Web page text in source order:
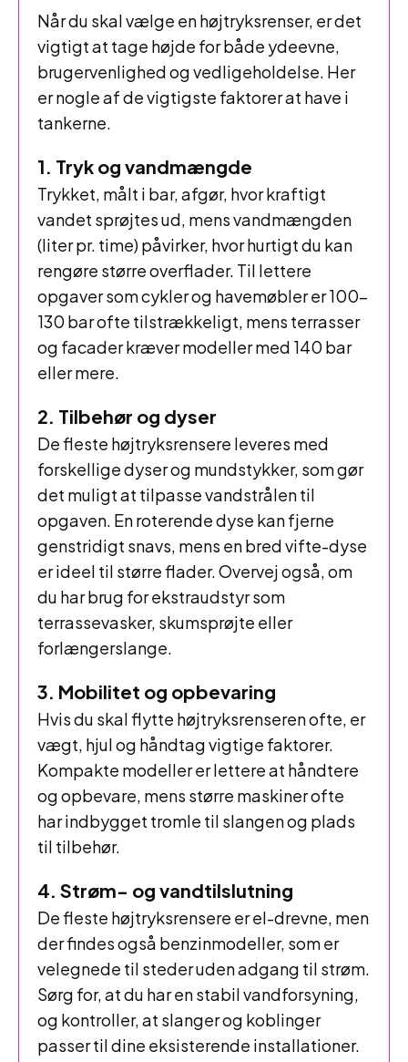
Når du skal vælge en højtryksrenser, er det
vigtigt at tage højde for både ydeevne,
brugervenlighed og vedligeholdelse. Her
er nogle af de vigtigste faktorer at have i
tankerne.
1. Tryk og vandmængde
Trykket, målt i bar, afgør, hvor kraftigt
vandet sprøjtes ud, mens vandmængden
(liter pr. time) påvirker, hvor hurtigt du kan
rengøre større overflader. Til lettere
opgaver som cykler og havemøbler er 100–
130 bar ofte tilstrækkeligt, mens terrasser
og facader kræver modeller med 140 bar
eller mere.
2. Tilbehør og dyser
De fleste højtryksrensere leveres med
forskellige dyser og mundstykker, som gør
det muligt at tilpasse vandstrålen til
opgaven. En roterende dyse kan fjerne
genstridigt snavs, mens en bred vifte-dyse
er ideel til større flader. Overvej også, om
du har brug for ekstraudstyr som
terrassevasker, skumsprøjte eller
forlængerslange.
3. Mobilitet og opbevaring
Hvis du skal flytte højtryksrenseren ofte, er
vægt, hjul og håndtag vigtige faktorer.
Kompakte modeller er lettere at håndtere
og opbevare, mens større maskiner ofte
har indbygget tromle til slangen og plads
til tilbehør.
4. Strøm- og vandtilslutning
De fleste højtryksrensere er el-drevne, men
der findes også benzinmodeller, som er
velegnede til steder uden adgang til strøm.
Sørg for, at du har en stabil vandforsyning,
og kontroller, at slanger og koblinger
passer til dine eksisterende installationer.